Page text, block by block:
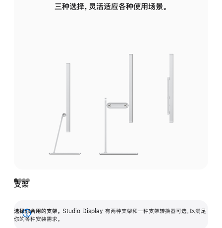
三种选择，灵活适应各种使用场景。
支架
选择你合用的支架。 Studio Display 有两种支架和一种支架转换器可选，以满足
你的各种安装需求。
展